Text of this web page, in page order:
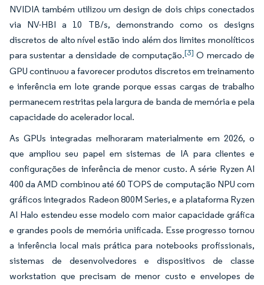
NVIDIA também utilizou um design de dois chips conectados
via NV-HBI a 10 TB/s, demonstrando como os designs
discretos de alto nível estão indo além dos limites monolíticos
para sustentar a densidade de computação.[3] O mercado de
GPU continuou a favorecer produtos discretos em treinamento
e inferência em lote grande porque essas cargas de trabalho
permanecem restritas pela largura de banda de memória e pela
capacidade do acelerador local.
As GPUs integradas melhoraram materialmente em 2026, o
que ampliou seu papel em sistemas de IA para clientes e
configurações de inferência de menor custo. A série Ryzen AI
400 da AMD combinou até 60 TOPS de computação NPU com
gráficos integrados Radeon 800M Series, e a plataforma Ryzen
AI Halo estendeu esse modelo com maior capacidade gráfica
e grandes pools de memória unificada. Esse progresso tornou
a inferência local mais prática para notebooks profissionais,
sistemas de desenvolvedores e dispositivos de classe
workstation que precisam de menor custo e envelopes de